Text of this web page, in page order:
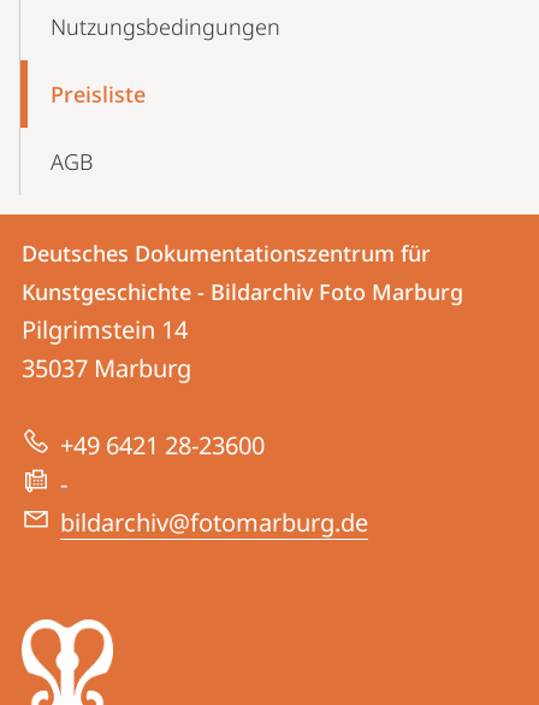
Nutzungs­bedingungen
Preisliste
AGB
Kontakt
und
Informationen
zur
Website
Kontaktinformationen
Deutsches
Dokumentationszentrum
für
Kunstgeschichte
-
Bildarchiv
Foto
Marburg
Deutsches Dokumentationszentrum für
Kunstgeschichte - Bildarchiv Foto Marburg
Pilgrimstein 14
35037 Marburg
+49 6421 28-23600
-
bildarchiv@fotomarburg.de